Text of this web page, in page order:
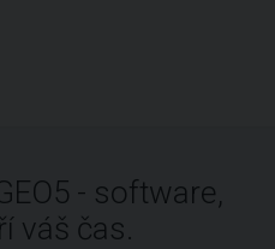
- software,
váš čas.